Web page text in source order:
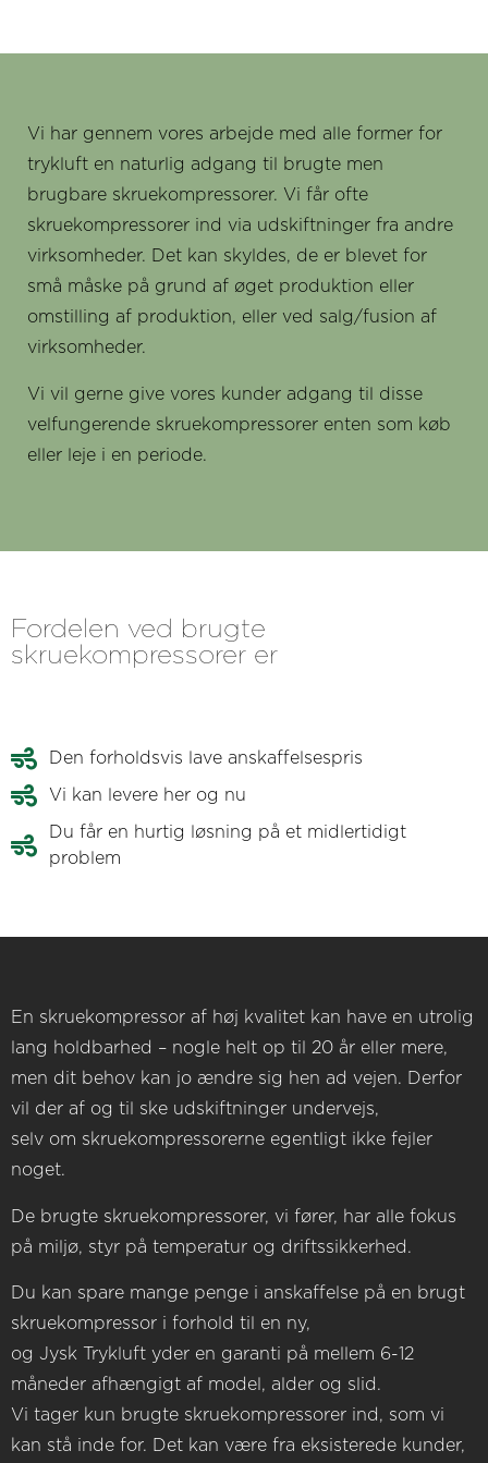
Vi har gennem vores arbejde med alle former for
trykluft en naturlig adgang til brugte men
brugbare skruekompressorer. Vi får ofte
skruekompressorer ind via udskiftninger fra andre
virksomheder. Det kan skyldes, de er blevet for
små måske på grund af øget produktion eller
omstilling af produktion, eller ved salg/fusion af
virksomheder.
Vi vil gerne give vores kunder adgang til disse
velfungerende skruekompressorer enten som køb
eller leje i en periode.
Fordelen ved brugte
skruekompressorer er
Den forholdsvis lave anskaffelsespris
Vi kan levere her og nu
Du får en hurtig løsning på et midlertidigt
problem
En skruekompressor af høj kvalitet kan have en utrolig
lang holdbarhed – nogle helt op til 20 år eller mere,
men dit behov kan jo ændre sig hen ad vejen. Derfor
vil der af og til ske udskiftninger undervejs,
selv om skruekompressorerne egentligt ikke fejler
noget.
De brugte skruekompressorer, vi fører, har alle fokus
på miljø, styr på temperatur og driftssikkerhed.
Du kan spare mange penge i anskaffelse på en brugt
skruekompressor i forhold til en ny,
og Jysk Trykluft yder en garanti på mellem 6-12
måneder afhængigt af model, alder og slid.
Vi tager kun brugte skruekompressorer ind, som vi
kan stå inde for. Det kan være fra eksisterede kunder,